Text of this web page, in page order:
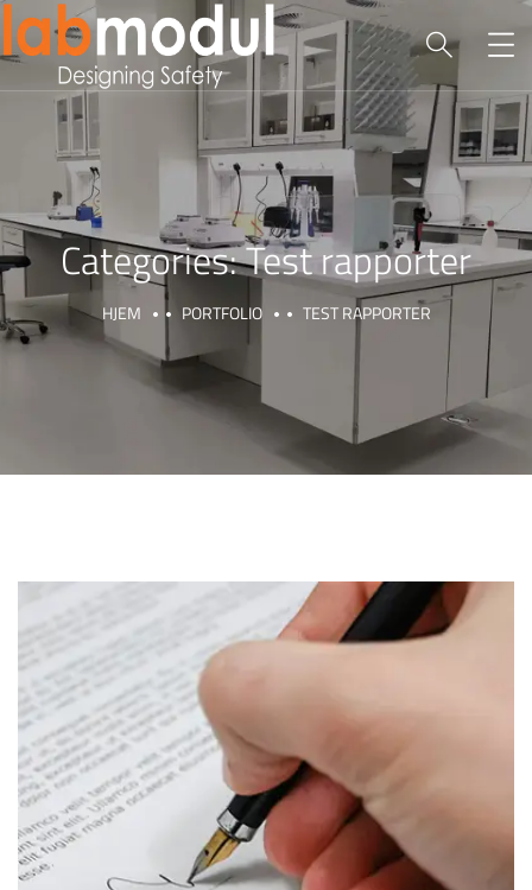
Categories:Test rapporter
HJEM PORTFOLIO TEST RAPPORTER
Test rapporter
TEST RAPPORTER